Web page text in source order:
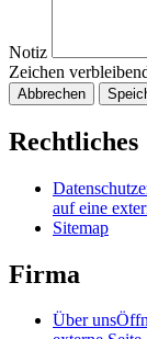
Notiz
Zeichen
Abbrechen
Rechtliches
auf eine
Sitemap
Firma
Über uns